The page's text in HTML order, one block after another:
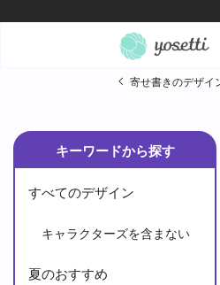
寄せ書きのデザイ
キーワードから探す
すべてのデザイン
キャラクターズを含まない
夏のおすすめ